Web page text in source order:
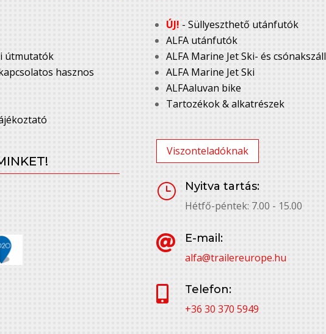
útmutatók
hasznos
ÚJ! - Süllyeszthető utánfutók
ALFA utánfutók
ALFA Marine Jet Ski- és
ALFA Marine Jet Ski
ALFAaluvan bike
Tartozékok & alkatrészek
Viszonteladóknak
}
Nyitva tartás:
Hétfő-péntek: 7.00 - 15.00

E-mail:
alfa@trailereurope.hu

Telefon:
+36 30 370 5949